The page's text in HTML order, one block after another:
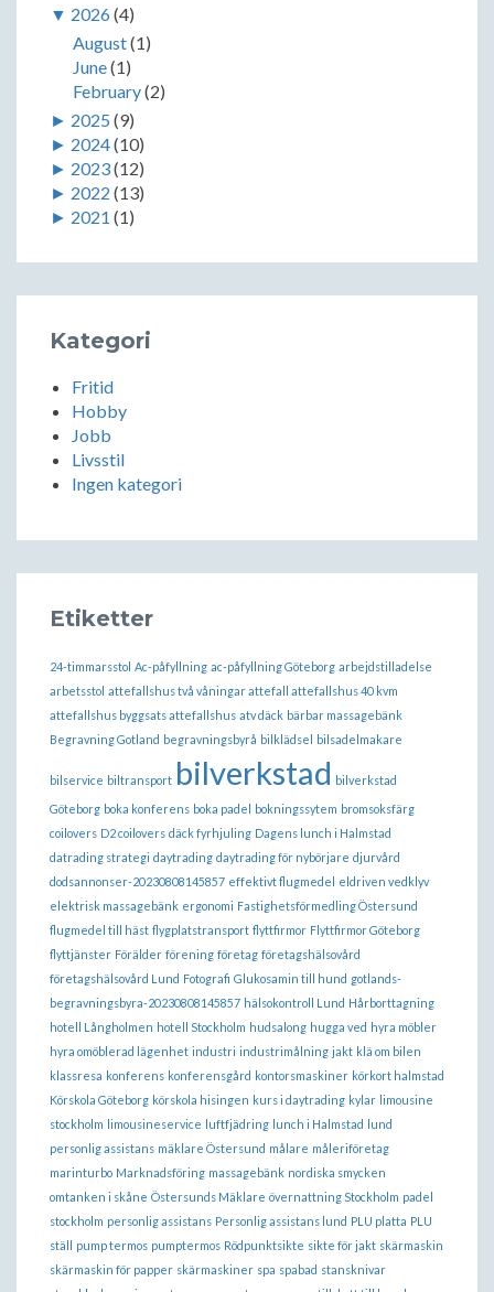
▼ 2026(4)
August(1)
June(1)
February(2)
► 2025 (9)
► 2024(10)
► 2023(12)
► 2022 (13)
► 2021 (1)
Kategori
Fritid
Hobby
Jobb
Livsstil
Ingen kategori
Etiketter
24-timmarsstol Ac-påfyllning ac-påfyllning Göteborg arbejdstilladelse
arbetsstol attefallshus två våningar attefall attefallshus 40 kvm
attefallshus byggsats attefallshus atv däck bärbar massagebänk
Begravning Gotland begravningsbyrå bilklädsel bilsadelmakare
bilservice biltransport bilverkstad bilverkstad
Göteborg boka konferens boka padel bokningssytem bromsoksfärg
coilovers D2 coilovers däck fyrhjuling Dagens lunch i Halmstad
datrading strategi daytrading daytrading för nybörjare djurvård
dodsannonser-20230808145857 effektivt flugmedel
eldriven vedklyv
elektrisk massagebänk ergonomi Fastighetsförmedling Östersund
flugmedel till häst flygplatstransport flyttfirmor Flyttfirmor Göteborg
flyttjänster Förälder förening företag företagshälsovård
företagshälsovård Lund Fotografi Glukosamin till hund gotlands-
begravningsbyra-20230808145857 hälsokontroll Lund Hårborttagning
hotell Långholmen hotell Stockholm hudsalong hugga ved hyra möbler
hyra omöblerad lägenhet industri industrimålning jakt klä om bilen
klassresa konferens konferensgård kontorsmaskiner körkort halmstad
Körskola Göteborg körskola hisingen kurs i daytrading kylar limousine
stockholm limousineservice luftfjädring lunch i Halmstad
lund
personlig assistans mäklare Östersund målare måleriföretag
marinturbo Marknadsföring massagebänk nordiska smycken
omtanken i skåne Östersunds Mäklare övernattning Stockholm padel
stockholm personlig assistans Personlig assistans lund PLU platta PLU
ställ
pump termos pumptermos Rödpunktsikte sikte för jakt skärmaskin
skärmaskin för papper skärmaskiner spa spabad stansknivar